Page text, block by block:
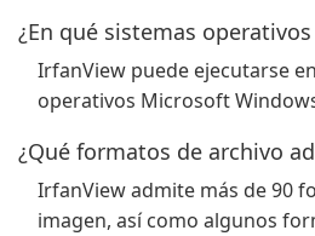
¿En qué sistemas
IrfanView puede ejecutarse
operativos Microsoft
¿Qué formatos de archivo
IrfanView admite más de 90
imagen, así como algunos